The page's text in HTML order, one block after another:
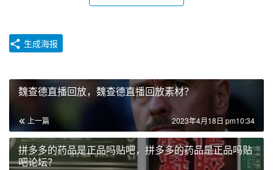
生成海报
魏查德直播回放，魏查德直播回放素材？
上一篇 2023年4月18日 pm10:34
拼多多的药品是正品吗贴吧，拼多多的药品是正品吗贴
吧论坛？